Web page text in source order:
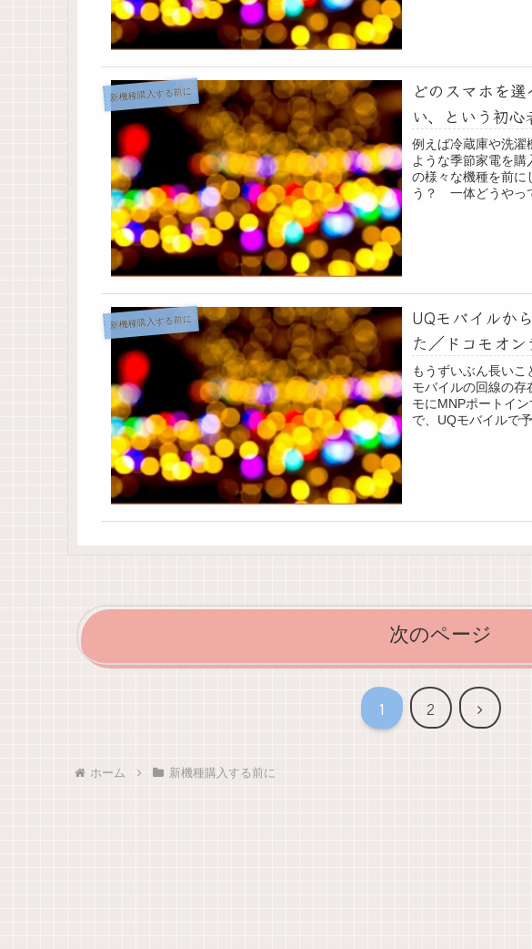
新機種購入する前に
どのスマホを
い、という初
例えば冷蔵庫や洗濯
ような季節家電を
の様々な機種を前に
う？ 一体どうやっ
新機種購入する前に
UQモバイルか
た／ドコモオ
もうずいぶん長い
モバイルの回線の存
モにMNPポートイ
で、UQモバイルで
次のページ
1 2
次
ホーム 新機種購入する前に